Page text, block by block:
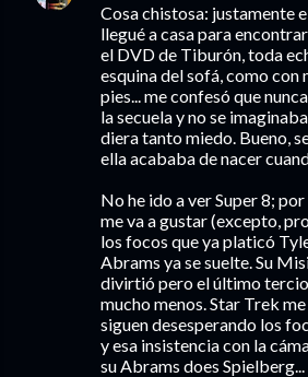
Cosa chistosa: justamente
llegué a casa para
el DVD de Tiburón, toda
esquina del sofá, como con
pies... me confesó que
la secuela y no se
diera tanto miedo. Bueno,
ella acababa de nacer
No he ido a ver Super 8;
me va a gustar (excepto,
los focos que ya platicó
Abrams ya se suelte. Su
divirtió pero el último tercio
mucho menos. Star Trek
siguen desesperando los
y esa insistencia con la
su Abrams does Spielberg...